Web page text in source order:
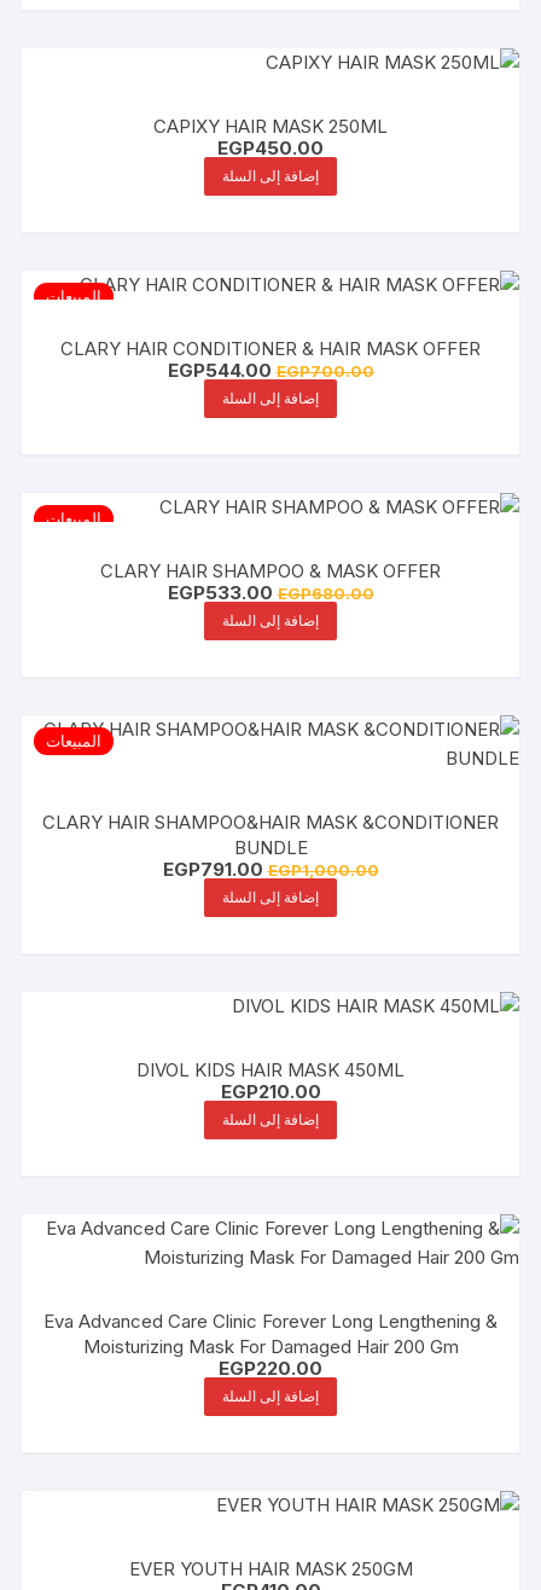
CAPIXY HAIR MASK 250ML
EGP450.00
إضافة إلى السلة
المبيعات
CLARY HAIR CONDITIONER & HAIR MASK OFFER
EGP700.00 السعر
الأصلي
هو:
EGP700.00.
EGP544.00
إضافة إلى السلة
المبيعات
CLARY HAIR SHAMPOO & MASK OFFER
EGP680.00 السعر
الأصلي
هو:
EGP680.00.
EGP533.00
إضافة إلى السلة
المبيعات
CLARY HAIR SHAMPOO&HAIR MASK &CONDITIONER
BUNDLE
EGP1,000.00 السعر
الأصلي
هو:
EGP1,000.00.
EGP791.00
إضافة إلى السلة
DIVOL KIDS HAIR MASK 450ML
EGP210.00
إضافة إلى السلة
Eva Advanced Care Clinic Forever Long Lengthening &
Moisturizing Mask For Damaged Hair 200 Gm
EGP220.00
إضافة إلى السلة
EVER YOUTH HAIR MASK 250GM